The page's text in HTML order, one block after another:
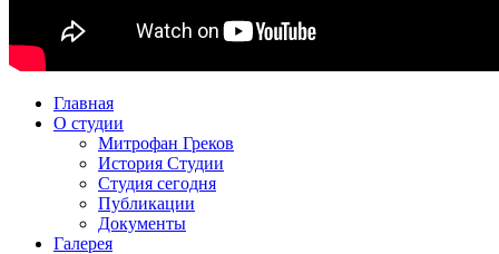
Главная
О студии
Митрофан Греков
История Студии
Студия сегодня
Публикации
Документы
Галерея